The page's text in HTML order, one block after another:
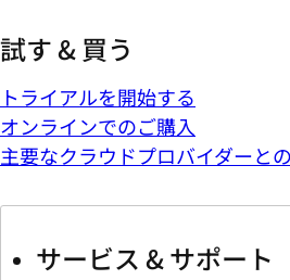
試す & 買う
トライアルを開始する
オンラインでのご購入
主要なクラウドプロバイダーと
サービス & サポート